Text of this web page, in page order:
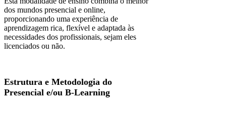
dos mundos presencial e online,
proporcionando uma experiência de
aprendizagem rica, flexível e adaptada às
necessidades dos profissionais, sejam eles
licenciados ou não.
Estrutura e Metodologia do
Presencial e/ou B-Learning